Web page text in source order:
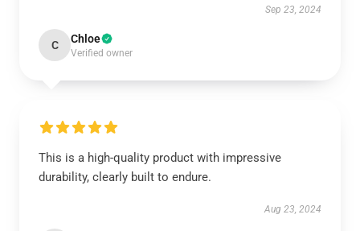
Sep 23, 2024
C Chloe
Verified owner
This is a high-quality product with impressive
durability, clearly built to endure.
Aug 23, 2024